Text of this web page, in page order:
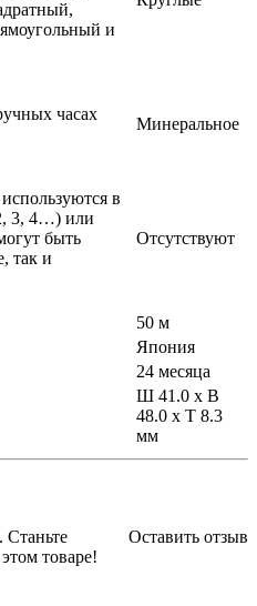
и
часах
Минеральное
в
3, 4…) или
быть
так и
Отсутствуют
50 м
Япония
24 месяца
Ш 41.0 x В
48.0 x Т 8.3
мм
Оставить отзыв
Станьте
товаре!